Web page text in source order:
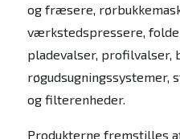
og fræsere,
værkstedspressere,
pladevalser, profilvalser,
røgudsugningssystemer,
og filterenheder.
Produkterne fremstilles